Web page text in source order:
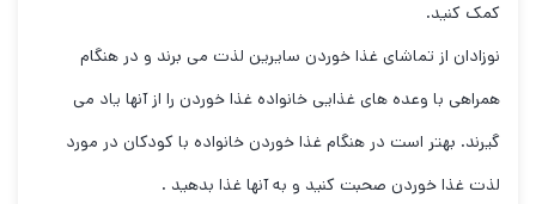
کمک کنید.
نوزادان از تماشای غذا خوردن سایرین لذت می برند و در هنگام
همراهی با وعده های غذایی خانواده غذا خوردن را از آنها یاد می
گیرند. بهتر است در هنگام غذا خوردن خانواده با کودکان در مورد
لذت غذا خوردن صحبت کنید و به آنها غذا بدهید .